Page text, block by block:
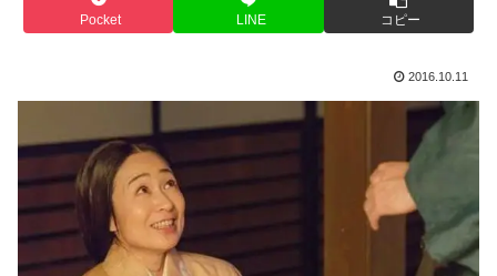
Pocket LINE コピー
2016.10.11